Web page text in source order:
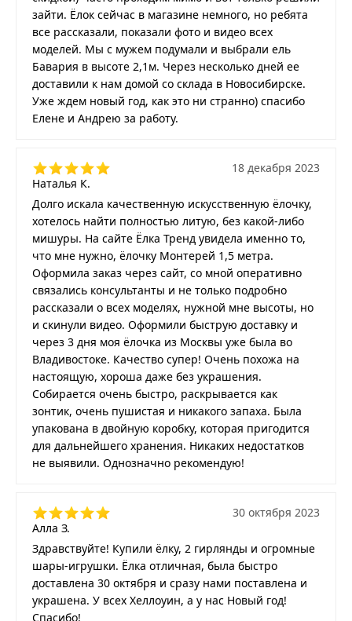
зайти. Ёлок сейчас в магазине немного, но ребята
все рассказали, показали фото и видео всех
моделей. Мы с мужем подумали и выбрали ель
Бавария в высоте 2,1м. Через несколько дней ее
доставили к нам домой со склада в Новосибирске.
Уже ждем новый год, как это ни странно) спасибо
Елене и Андрею за работу.
Наталья К.
18 декабря 2023
Долго искала качественную искусственную ёлочку,
хотелось найти полностью литую, без какой-либо
мишуры. На сайте Ёлка Тренд увидела именно то,
что мне нужно, ёлочку Монтерей 1,5 метра.
Оформила заказ через сайт, со мной оперативно
связались консультанты и не только подробно
рассказали о всех моделях, нужной мне высоты, но
и скинули видео. Оформили быструю доставку и
через 3 дня моя ёлочка из Москвы уже была во
Владивостоке. Качество супер! Очень похожа на
настоящую, хороша даже без украшения.
Собирается очень быстро, раскрывается как
зонтик, очень пушистая и никакого запаха. Была
упакована в двойную коробку, которая пригодится
для дальнейшего хранения. Никаких недостатков
не выявили. Однозначно рекомендую!
Алла З.
30 октября 2023
Здравствуйте! Купили ёлку, 2 гирлянды и огромные
шары-игрушки. Ёлка отличная, была быстро
доставлена 30 октября и сразу нами поставлена и
украшена. У всех Хеллоуин, а у нас Новый год!
Спасибо!